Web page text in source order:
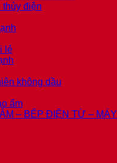
thủy điện
lẻ
không dầu
ẩm
– BẾP ĐIỆN TỪ – MÁY